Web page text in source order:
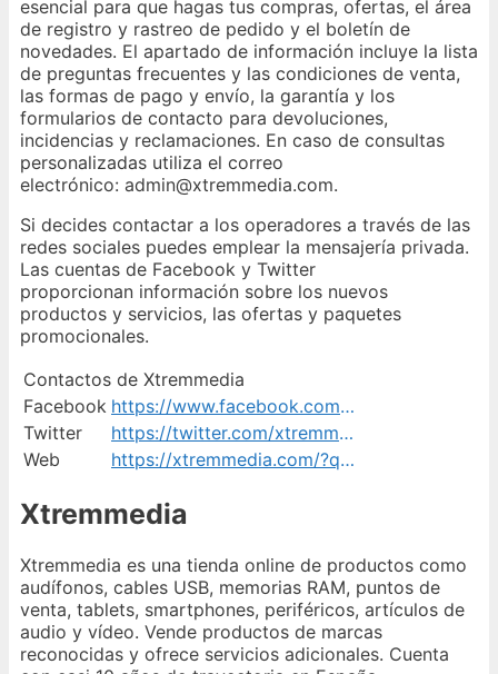
esencial para que hagas tus compras, ofertas, el área
de registro y rastreo de pedido y el boletín de
novedades. El apartado de información incluye la lista
de preguntas frecuentes y las condiciones de venta,
las formas de pago y envío, la garantía y los
formularios de contacto para devoluciones,
incidencias y reclamaciones. En caso de consultas
personalizadas utiliza el correo
electrónico: admin@xtremmedia.com.
Si decides contactar a los operadores a través de las
redes sociales puedes emplear la mensajería privada.
Las cuentas de Facebook y Twitter
proporcionan información sobre los nuevos
productos y servicios, las ofertas y paquetes
promocionales.
Contactos de Xtremmedia
Facebook
https://www.facebook.com/xtremmedia
Twitter
https://twitter.com/xtremmedia
Web
https://xtremmedia.com/?q=tickets/portada_ticket
Xtremmedia
Xtremmedia es una tienda online de productos como
audífonos, cables USB, memorias RAM, puntos de
venta, tablets, smartphones, periféricos, artículos de
audio y vídeo. Vende productos de marcas
reconocidas y ofrece servicios adicionales. Cuenta